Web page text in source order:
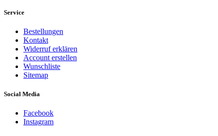
Service
Bestellungen
Kontakt
Widerruf erklären
Account erstellen
Wunschliste
Sitemap
Social Media
Facebook
Instagram